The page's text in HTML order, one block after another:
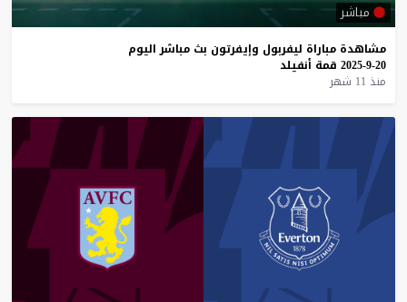
مباشر
مشاهدة مباراة ليفربول وإيفرتون بث مباشر اليوم
20-9-2025
قمة أنفيلد
منذ 11 شهر